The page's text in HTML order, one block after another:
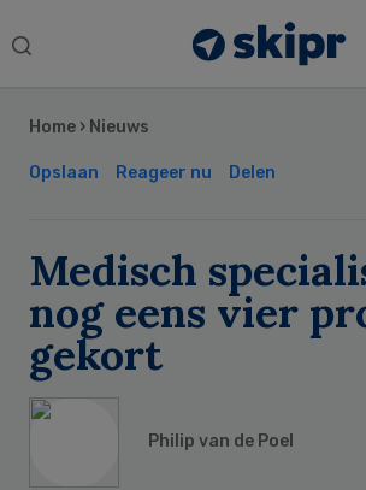
Search
Home › Nieuws
Opslaan Reageer nu Delen
Medisch
nog eens vier
gekort
Philip van de Poel
Sidebar